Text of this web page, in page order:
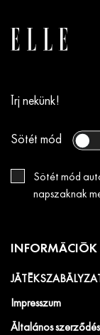
Írj nekünk!
Sötét mód
Sötét mód
napszaknak
INFORMÁCIÓK
Impresszum
Általános